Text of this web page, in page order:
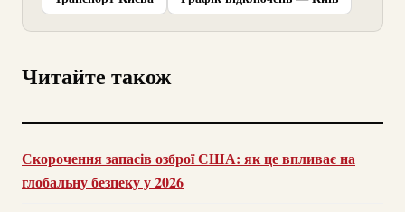
Читайте також
Скорочення запасів озброї США: як це впливає на
глобальну безпеку у 2026